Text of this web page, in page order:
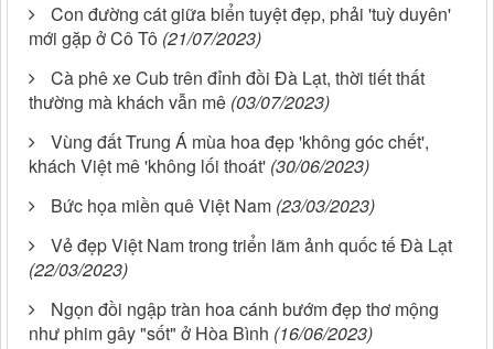
Con đường cát giữa biển tuyệt đẹp, phải 'tuỳ duyên'
mới gặp ở Cô Tô (21/07/2023)
Cà phê xe Cub trên đỉnh đồi Đà Lạt, thời tiết thất
thường mà khách vẫn mê (03/07/2023)
Vùng đất Trung Á mùa hoa đẹp 'không góc chết',
khách Việt mê 'không lối thoát' (30/06/2023)
Bức họa miền quê Việt Nam (23/03/2023)
Vẻ đẹp Việt Nam trong triển lãm ảnh quốc tế Đà Lạt
(22/03/2023)
Ngọn đồi ngập tràn hoa cánh bướm đẹp thơ mộng
như phim gây "sốt" ở Hòa Bình (16/06/2023)